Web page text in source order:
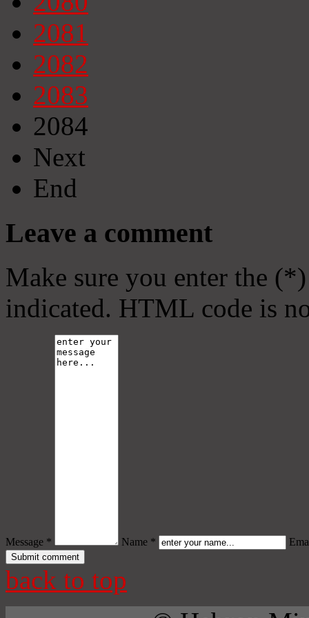
2081
2082
2083
2084
Next
End
Leave a comment
Make sure you enter the
indicated. HTML code is
Message * Name *
back to top